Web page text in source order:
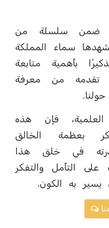
ضمن سلسلة من
سماء المملكة
بأهمية متابعة
تقدمه من معرفة
فإن هذه
بعظمة الخالق
في خلق هذا
التأمل والتفكر
يسير به الكون.